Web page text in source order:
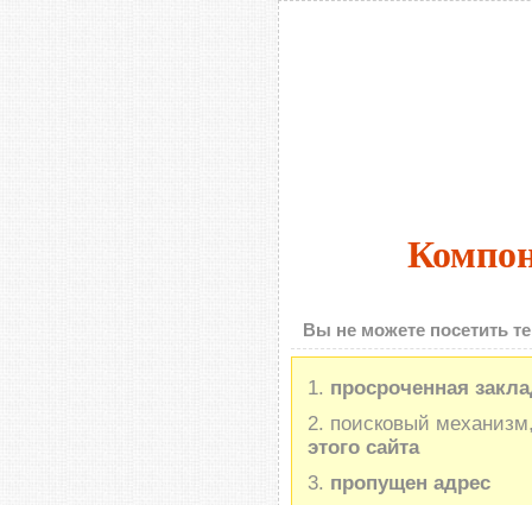
Вы не можете посетить
просроченная
поисковый
этого сайта
пропущен адрес